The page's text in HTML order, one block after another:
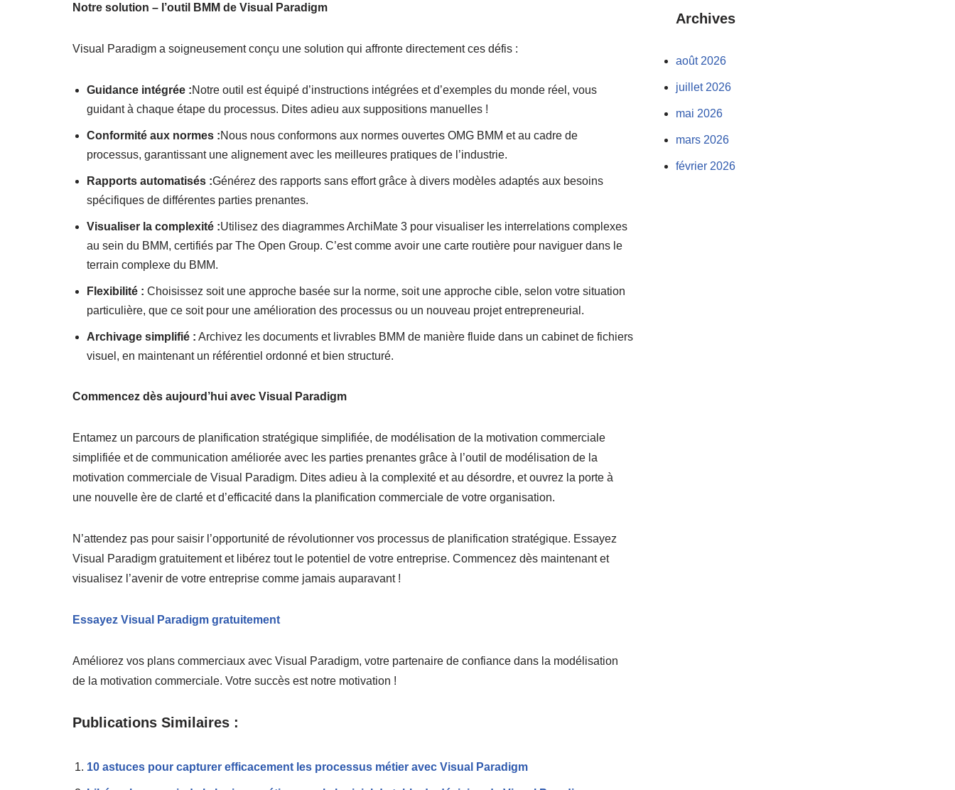
Notre solution – l’outil BMM de Visual Paradigm
Visual Paradigm a soigneusement conçu une solution qui affronte directement ces défis :
Guidance intégrée :Notre outil est équipé d’instructions intégrées et d’exemples du monde réel, vous
guidant à chaque étape du processus. Dites adieu aux suppositions manuelles !
Conformité aux normes :Nous nous conformons aux normes ouvertes OMG BMM et au cadre de
processus, garantissant une alignement avec les meilleures pratiques de l’industrie.
Rapports automatisés :Générez des rapports sans effort grâce à divers modèles adaptés aux besoins
spécifiques de différentes parties prenantes.
Visualiser la complexité :Utilisez des diagrammes ArchiMate 3 pour visualiser les interrelations complexes
au sein du BMM, certifiés par The Open Group. C’est comme avoir une carte routière pour naviguer dans le
terrain complexe du BMM.
Flexibilité : Choisissez soit une approche basée sur la norme, soit une approche cible, selon votre situation
particulière, que ce soit pour une amélioration des processus ou un nouveau projet entrepreneurial.
Archivage simplifié : Archivez les documents et livrables BMM de manière fluide dans un cabinet de fichiers
visuel, en maintenant un référentiel ordonné et bien structuré.
Commencez dès aujourd’hui avec Visual Paradigm
Entamez un parcours de planification stratégique simplifiée, de modélisation de la motivation commerciale
simplifiée et de communication améliorée avec les parties prenantes grâce à l’outil de modélisation de la
motivation commerciale de Visual Paradigm. Dites adieu à la complexité et au désordre, et ouvrez la porte à
une nouvelle ère de clarté et d’efficacité dans la planification commerciale de votre organisation.
N’attendez pas pour saisir l’opportunité de révolutionner vos processus de planification stratégique. Essayez
Visual Paradigm gratuitement et libérez tout le potentiel de votre entreprise. Commencez dès maintenant et
visualisez l’avenir de votre entreprise comme jamais auparavant !
Essayez Visual Paradigm gratuitement
Améliorez vos plans commerciaux avec Visual Paradigm, votre partenaire de confiance dans la modélisation
de la motivation commerciale. Votre succès est notre motivation !
Publications Similaires :
10 astuces pour capturer efficacement les processus métier avec Visual Paradigm
Archives
août 2026
juillet 2026
mai 2026
mars 2026
février 2026